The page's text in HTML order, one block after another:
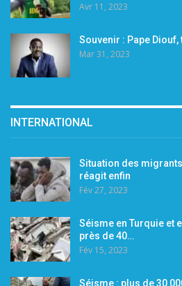
Avr 11, 2023
Souvenir : Pape
Mar 31, 2023
INTERNATIONAL
Situation des
réagit enfin
Fév 27, 2023
Séisme en Turquie et
près de 40…
Fév 15, 2023
Séisme : plus de 30